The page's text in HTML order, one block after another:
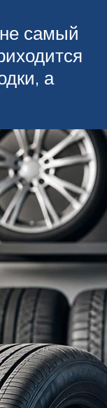
самый
а